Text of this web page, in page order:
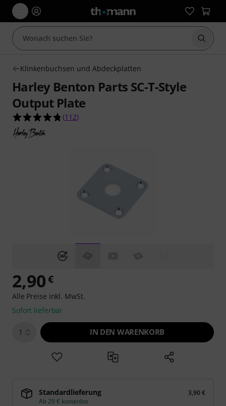
Suche
Klinkenbuchsen und Abdeckplatten
Harley Benton Parts SC-T-Style
Output Plate
4.8 von 5 Sternen aus 112 Kundenbewertungen
(112)
2,90€
Alle Preise inkl. MwSt.
Sofort lieferbar
1 IN DEN WARENKORB
Standardlieferung
3,90 €
Ab 29 € kostenlos